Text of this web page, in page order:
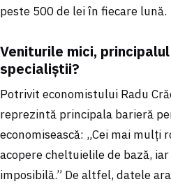
peste 500 de lei în fiecare lună.
Veniturile mici,
specialiștii?
Potrivit economistului Radu
reprezintă principala barieră
economisească: „Cei mai mulți
acopere cheltuielile de bază,
imposibilă.” De altfel, datele